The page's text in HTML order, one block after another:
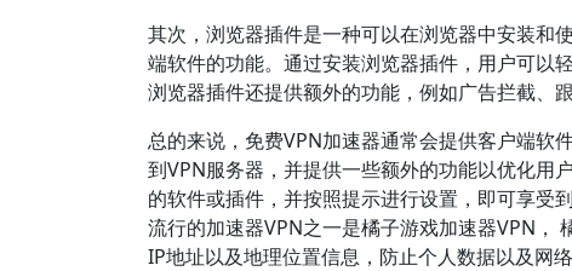
其次，浏览器插件是一种可以在浏览器中安装和
端软件的功能。通过安装浏览器插件，用户可以
浏览器插件还提供额外的功能，例如广告拦截、
总的来说，免费VPN加速器通常会提供客户端软
到VPN服务器，并提供一些额外的功能以优化用
的软件或插件，并按照提示进行设置，即可享受
流行的加速器VPN之一是橘子游戏加速器VPN，
IP地址以及地理位置信息，防止个人数据以及网